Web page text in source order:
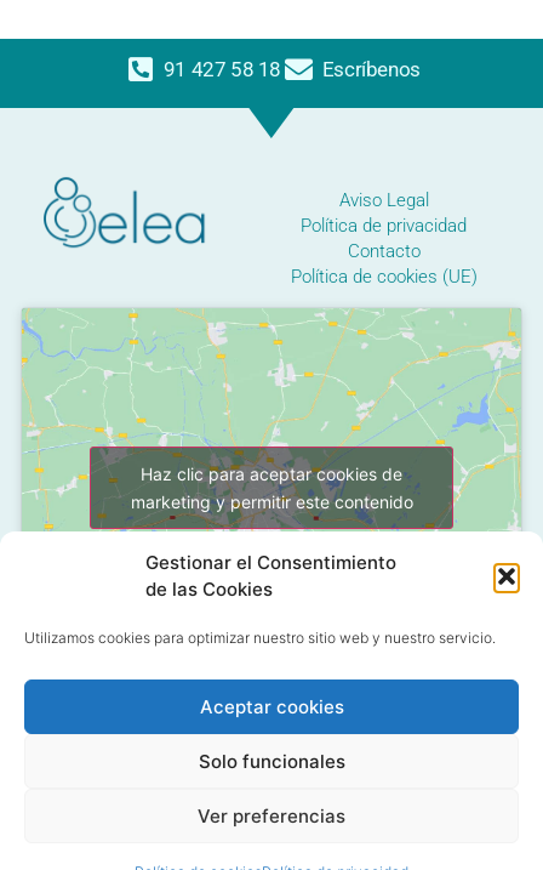
Gestionar el Consentimiento
de las Cookies
Utilizamos cookies para optimizar nuestro sitio web y nuestro servicio.
Aceptar cookies
Solo funcionales
Ver preferencias
91 427 58 18 Escríbenos
Aviso Legal
Política de privacidad
Contacto
Política de cookies (UE)
Haz clic para aceptar cookies de
marketing y permitir este contenido
C/ Grañón, 12 - Local
28050 Las Tablas - Madrid